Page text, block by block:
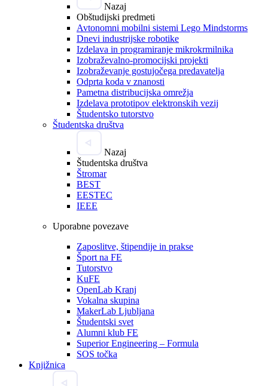
Nazaj
Obštudijski predmeti
Avtonomni mobilni sistemi Lego Mindstorms
Dnevi industrijske robotike
Izdelava in programiranje mikrokrmilnika
Izobraževalno-promocijski projekti
Izobraževanje gostujočega predavatelja
Odprta koda v znanosti
Pametna distribucijska omrežja
Izdelava prototipov elektronskih vezij
Študentsko tutorstvo
Študentska društva
Nazaj
Študentska društva
Štromar
BEST
EESTEC
IEEE
Uporabne povezave
Zaposlitve, štipendije in prakse
Šport na FE
Tutorstvo
KuFE
OpenLab Kranj
Vokalna skupina
MakerLab Ljubljana
Študentski svet
Alumni klub FE
Superior Engineering – Formula
SOS točka
Knjižnica